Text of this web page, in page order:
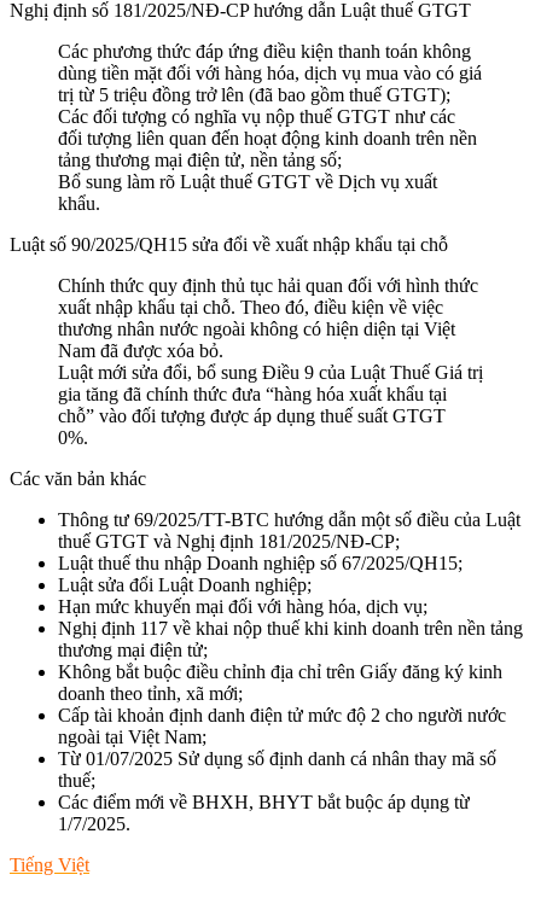
Nghị định số 181/2025/NĐ-CP hướng dẫn Luật thuế GTGT
Các phương thức đáp ứng điều kiện thanh toán không
dùng tiền mặt đối với hàng hóa, dịch vụ mua vào có giá
trị từ 5 triệu đồng trở lên (đã bao gồm thuế GTGT);
Các đối tượng có nghĩa vụ nộp thuế GTGT như các
đối tượng liên quan đến hoạt động kinh doanh trên nền
tảng thương mại điện tử, nền tảng số;
Bổ sung làm rõ Luật thuế GTGT về Dịch vụ xuất
khẩu.
Luật số 90/2025/QH15 sửa đổi về xuất nhập khẩu tại chỗ
Chính thức quy định thủ tục hải quan đối với hình thức
xuất nhập khẩu tại chỗ. Theo đó, điều kiện về việc
thương nhân nước ngoài không có hiện diện tại Việt
Nam đã được xóa bỏ.
Luật mới sửa đổi, bổ sung Điều 9 của Luật Thuế Giá trị
gia tăng đã chính thức đưa “hàng hóa xuất khẩu tại
chỗ” vào đối tượng được áp dụng thuế suất GTGT
0%.
Các văn bản khác
Thông tư 69/2025/TT-BTC hướng dẫn một số điều của Luật
thuế GTGT và Nghị định 181/2025/NĐ-CP;
Luật thuế thu nhập Doanh nghiệp số 67/2025/QH15;
Luật sửa đổi Luật Doanh nghiệp;
Hạn mức khuyến mại đối với hàng hóa, dịch vụ;
Nghị định 117 về khai nộp thuế khi kinh doanh trên nền tảng
thương mại điện tử;
Không bắt buộc điều chỉnh địa chỉ trên Giấy đăng ký kinh
doanh theo tỉnh, xã mới;
Cấp tài khoản định danh điện tử mức độ 2 cho người nước
ngoài tại Việt Nam;
Từ 01/07/2025 Sử dụng số định danh cá nhân thay mã số
thuế;
Các điểm mới về BHXH, BHYT bắt buộc áp dụng từ
1/7/2025.
Tiếng Việt